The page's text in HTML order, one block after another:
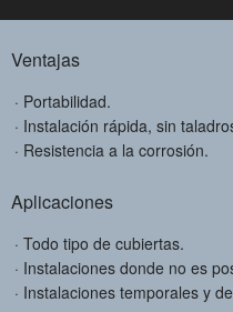
Ventajas
Portabilidad.
Instalación rápida, sin
Resistencia a la corrosión.
Aplicaciones
Todo tipo de cubiertas.
Instalaciones donde no es
Instalaciones temporales y